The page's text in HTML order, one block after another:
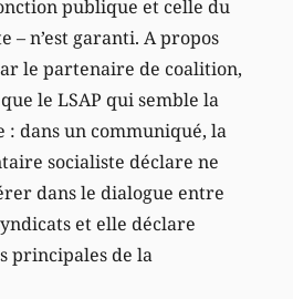
publique et celle du
– n’est garanti. A propos
le partenaire de coalition,
le LSAP qui semble la
: dans un communiqué, la
socialiste déclare ne
dans le dialogue entre
et elle déclare
principales de la